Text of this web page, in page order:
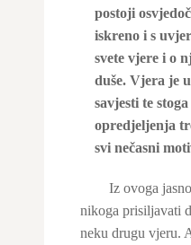
postoji
iskreno i s
svete vjere i o
duše. Vjera je
savjesti te
opredjeljenja
svi nečasni
Iz ovoga
nikoga prisiljavati
neku drugu vjeru.